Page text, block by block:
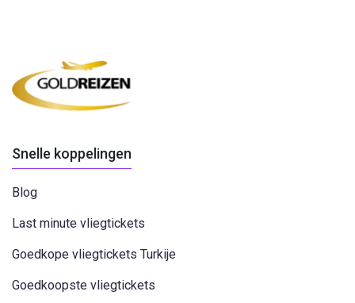
Snelle koppelingen
Blog
Last minute vliegtickets
Goedkope vliegtickets Turkije
Goedkoopste vliegtickets